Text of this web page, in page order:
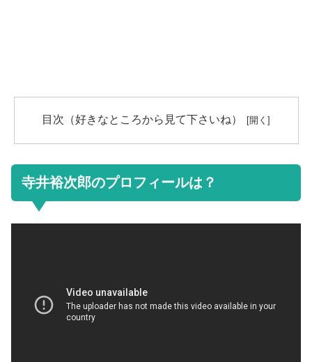
目次（好きなところから見て下さいね）
寺井裕次郎のプロフィールは？